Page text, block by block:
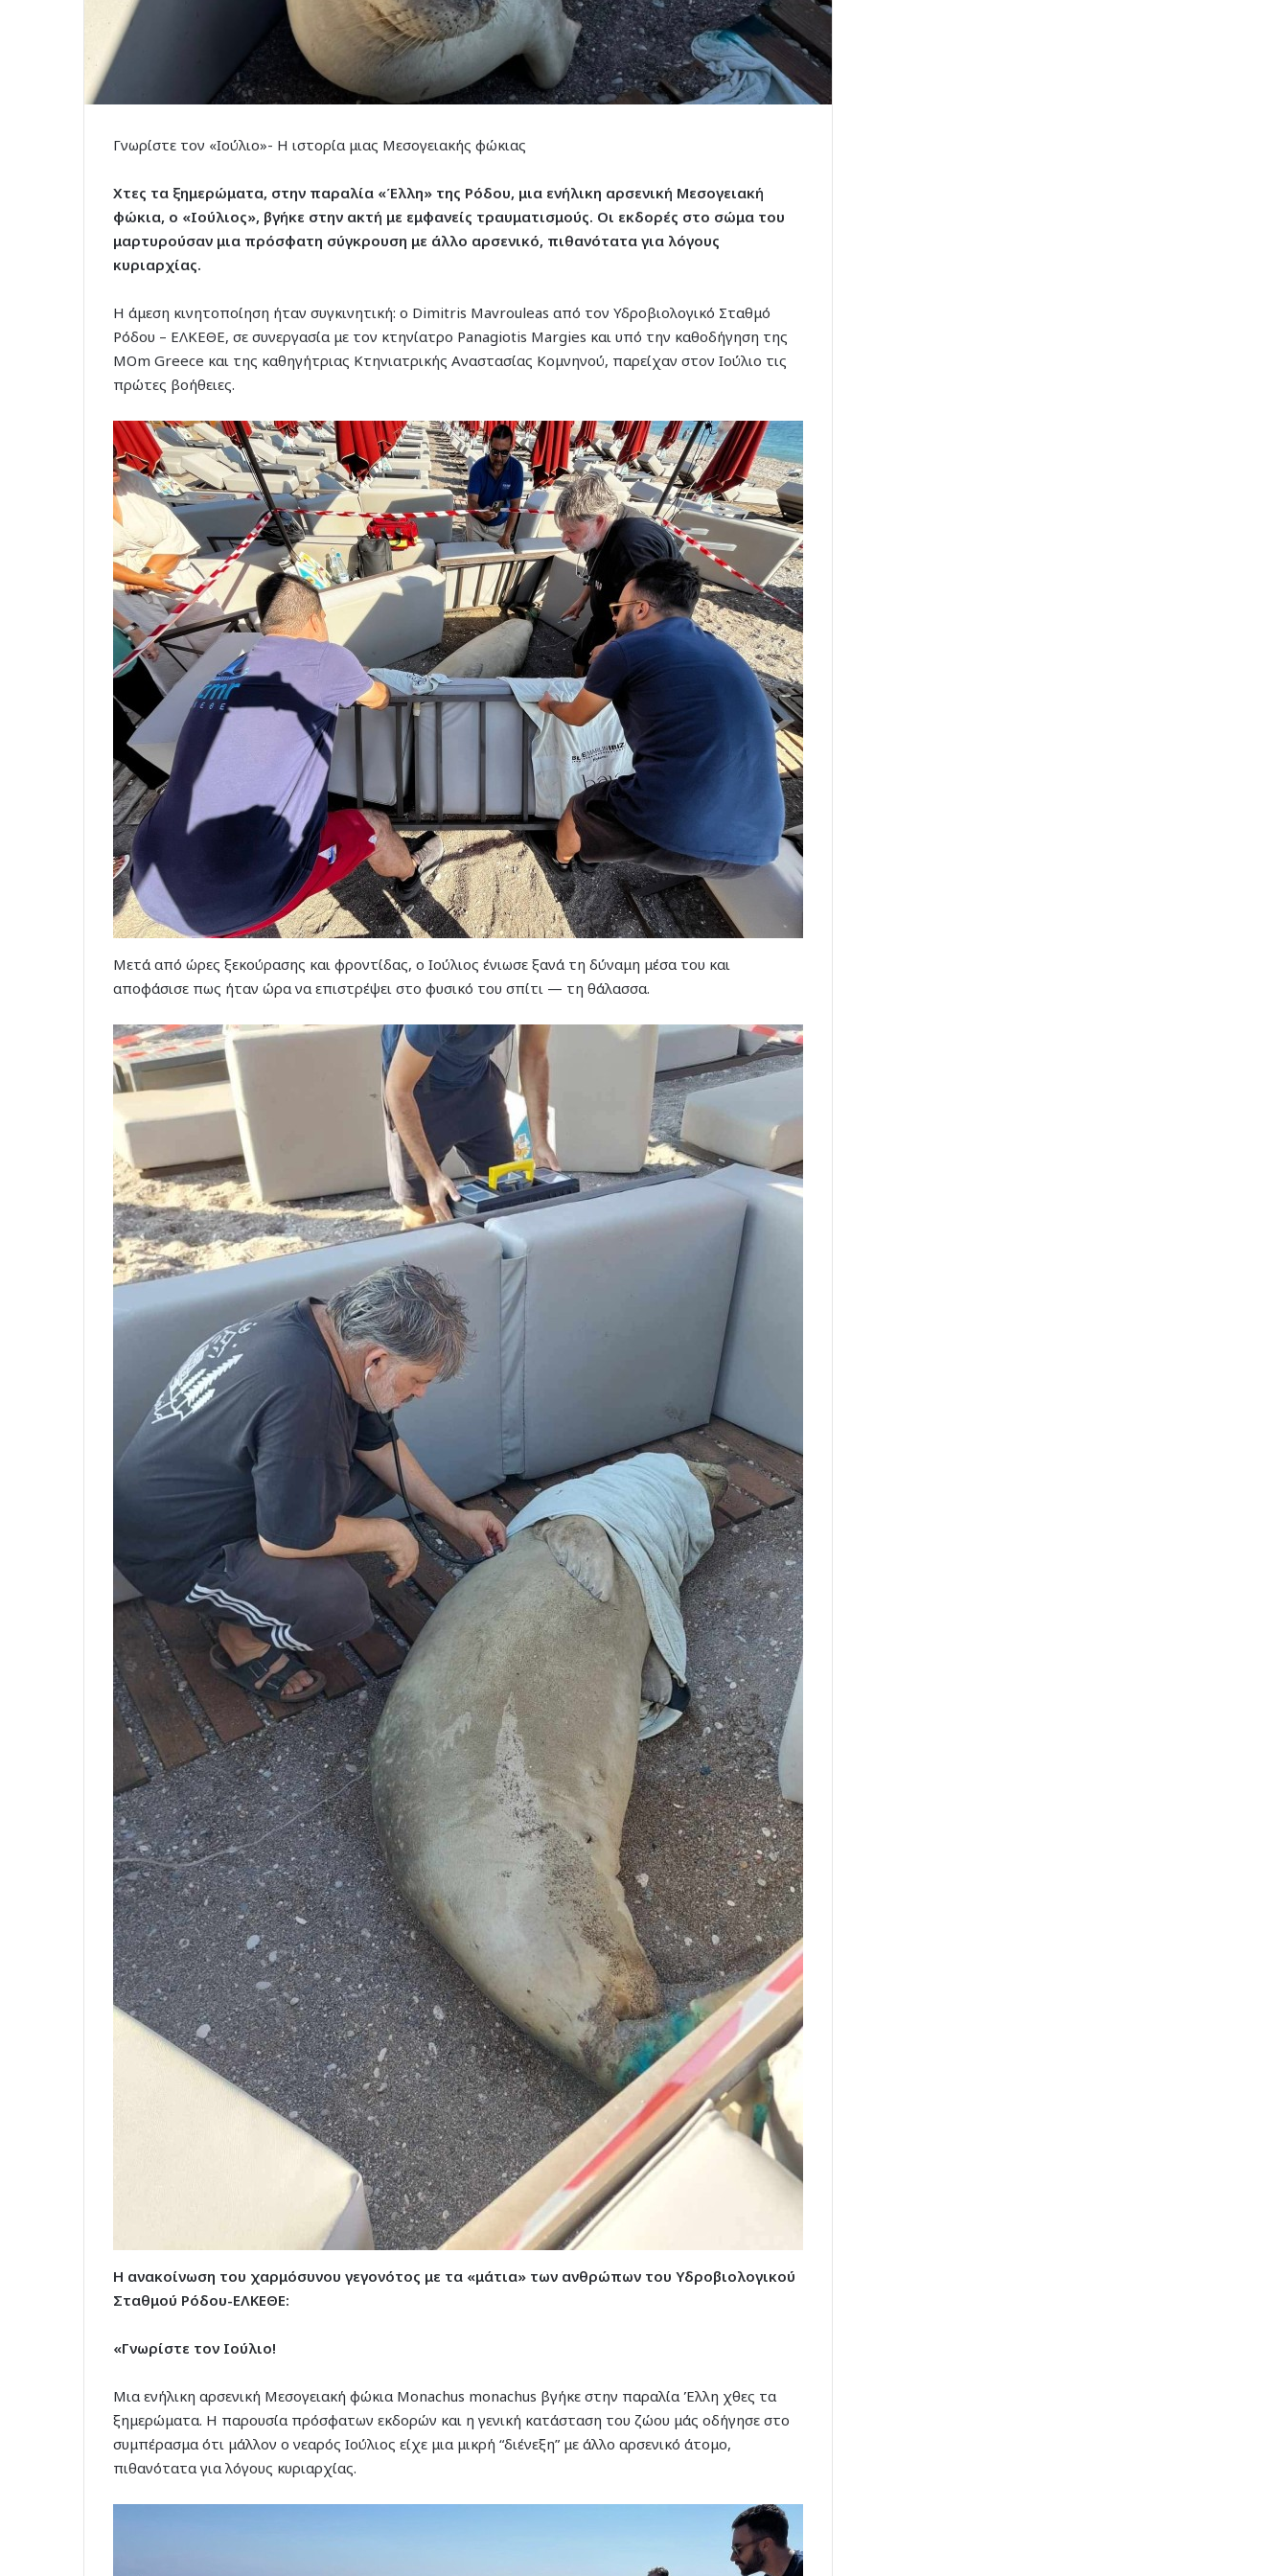
Γνωρίστε τον «Ιούλιο»- Η ιστορία μιας Μεσογειακής φώκιας
Χτες τα ξημερώματα, στην παραλία «Έλλη» της Ρόδου, μια ενήλικη αρσενική Μεσογειακή
φώκια, ο «Ιούλιος», βγήκε στην ακτή με εμφανείς τραυματισμούς. Οι εκδορές στο σώμα του
μαρτυρούσαν μια πρόσφατη σύγκρουση με άλλο αρσενικό, πιθανότατα για λόγους
κυριαρχίας.
Η άμεση κινητοποίηση ήταν συγκινητική: ο Dimitris Mavrouleas από τον Υδροβιολογικό Σταθμό
Ρόδου – ΕΛΚΕΘΕ, σε συνεργασία με τον κτηνίατρο Panagiotis Margies και υπό την καθοδήγηση της
MOm Greece και της καθηγήτριας Κτηνιατρικής Αναστασίας Κομνηνού, παρείχαν στον Ιούλιο τις
πρώτες βοήθειες.
Μετά από ώρες ξεκούρασης και φροντίδας, ο Ιούλιος ένιωσε ξανά τη δύναμη μέσα του και
αποφάσισε πως ήταν ώρα να επιστρέψει στο φυσικό του σπίτι — τη θάλασσα.
Η ανακοίνωση του χαρμόσυνου γεγονότος με τα «μάτια» των ανθρώπων του Υδροβιολογικού
Σταθμού Ρόδου-ΕΛΚΕΘΕ:
«Γνωρίστε τον Ιούλιο!
Μια ενήλικη αρσενική Μεσογειακή φώκια Monachus monachus βγήκε στην παραλία Έλλη χθες τα
ξημερώματα. Η παρουσία πρόσφατων εκδορών και η γενική κατάσταση του ζώου μάς οδήγησε στο
συμπέρασμα ότι μάλλον ο νεαρός Ιούλιος είχε μια μικρή “διένεξη” με άλλο αρσενικό άτομο,
πιθανότατα για λόγους κυριαρχίας.